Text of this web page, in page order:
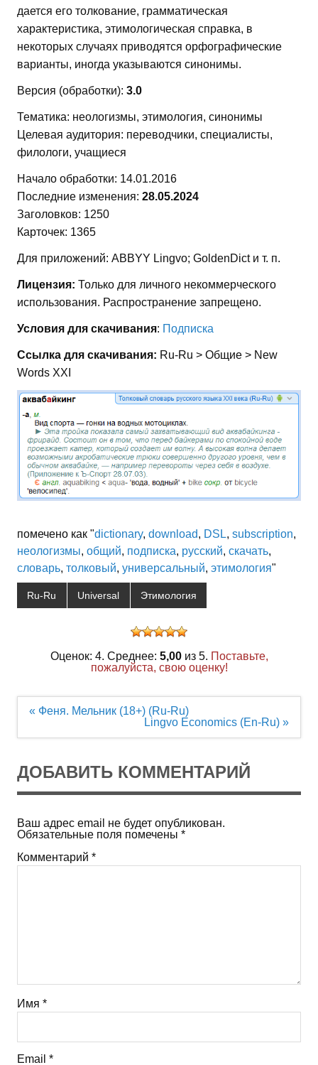
дается его толкование, грамматическая
характеристика, этимологическая справка, в
некоторых случаях приводятся орфографические
варианты, иногда указываются синонимы.
Версия (обработки): 3.0
Тематика: неологизмы, этимология, синонимы
Целевая аудитория: переводчики, специалисты,
филологи, учащиеся
Начало обработки: 14.01.2016
Последние изменения: 28.05.2024
Заголовков: 1250
Карточек: 1365
Для приложений: ABBYY Lingvo; GoldenDict и т. п.
Лицензия: Только для личного некоммерческого
использования. Распространение запрещено.
Условия для скачивания: Подписка
Ссылка для скачивания: Ru-Ru > Общие > New
Words XXI
помечено как "dictionary, download, DSL, subscription,
неологизмы, общий, подписка, русский, скачать,
словарь, толковый, универсальный, этимология"
Ru-Ru Universal Этимология
Оценок: 4. Среднее: 5,00из 5. Поставьте,
пожалуйста, свою оценку!
Навигация
« Феня. Мельник (18+) (Ru-Ru)
Lingvo Economics (En-Ru) »
ДОБАВИТЬ КОММЕНТАРИЙ
Ваш адрес email не будет опубликован.
Обязательные поля помечены *
Комментарий *
Имя *
Email *